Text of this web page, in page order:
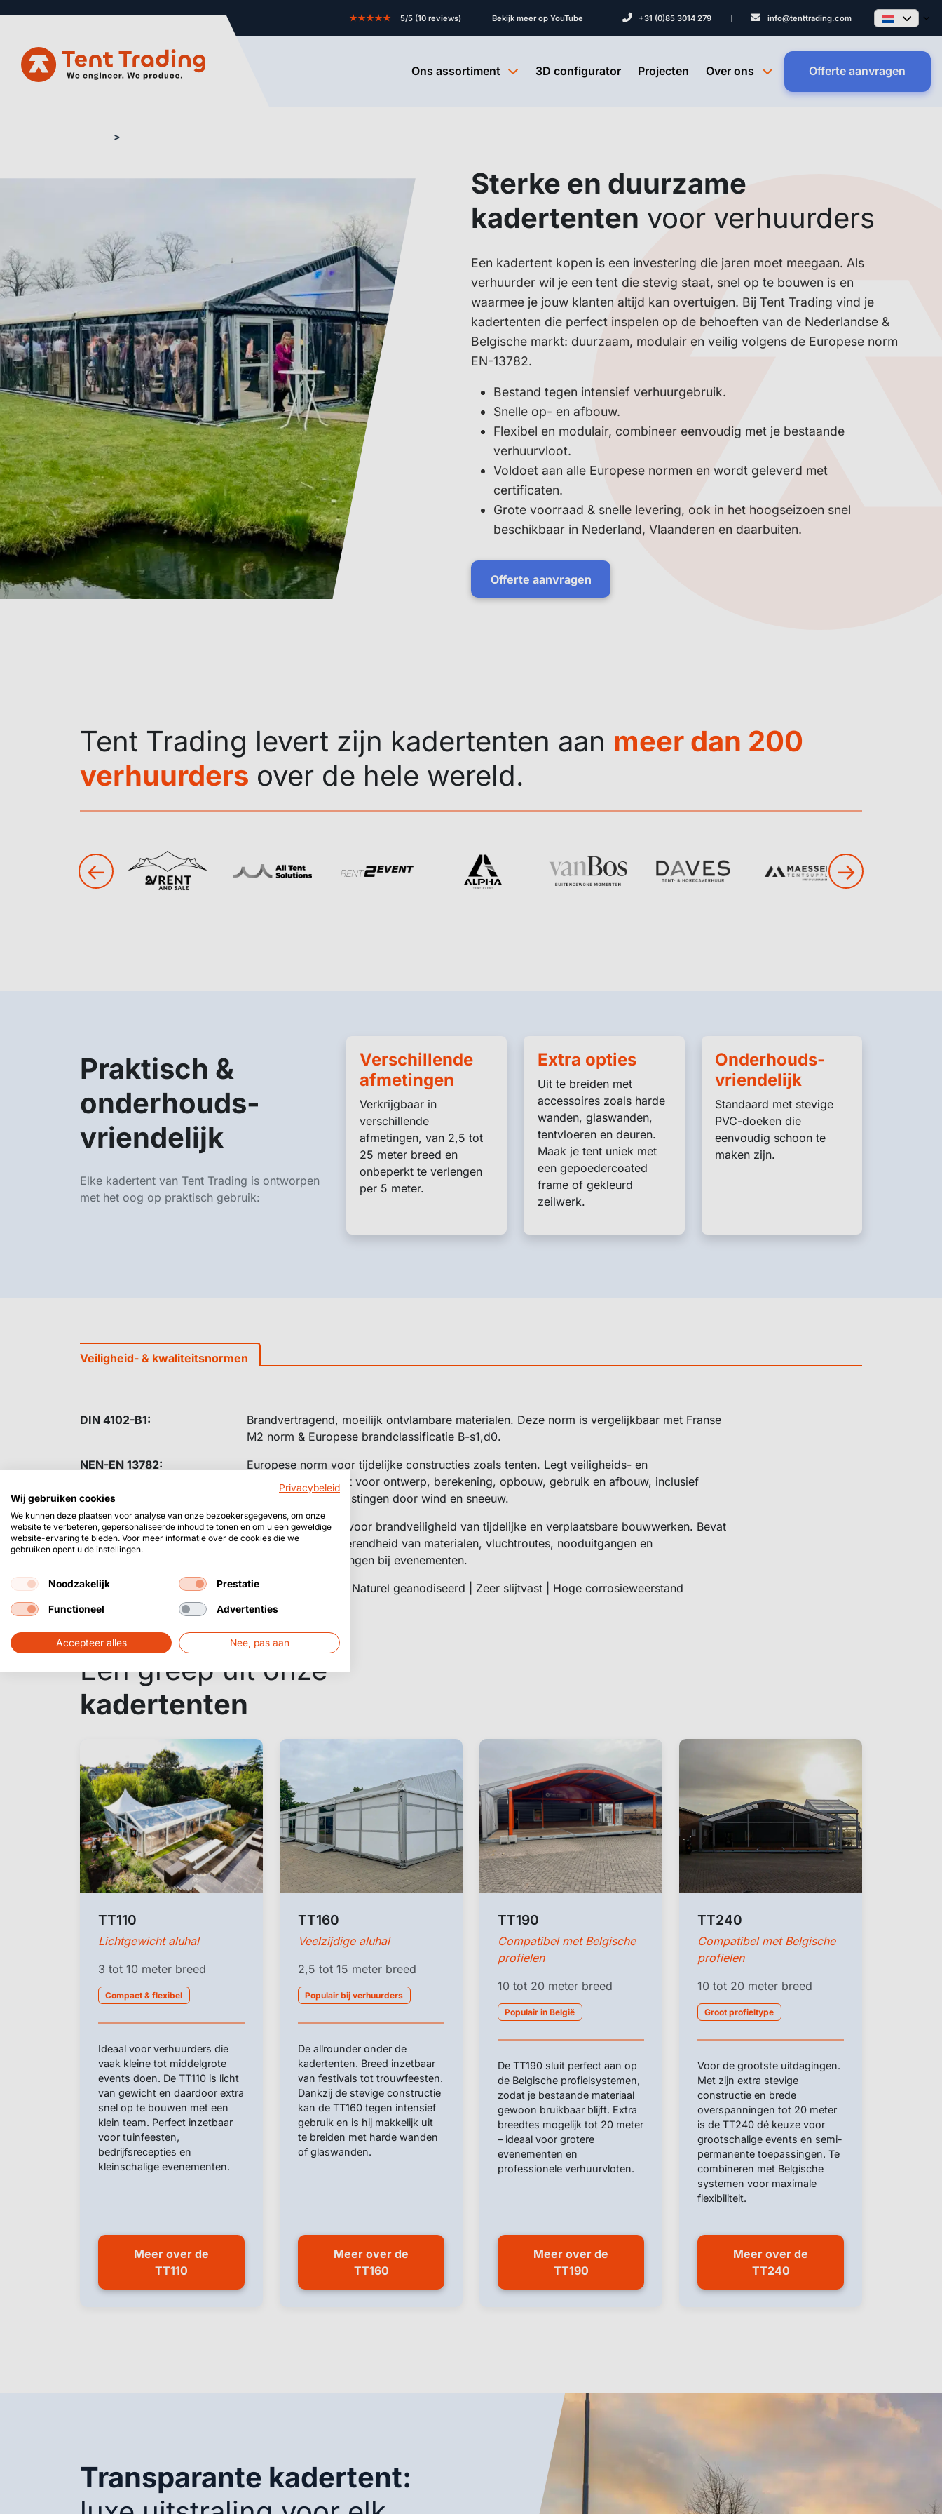
★★★★★ 5/5 (10 reviews) Bekijk meer op YouTube +31 (0)85 3014 279 info@tenttrading.com
Ons assortiment 3D configurator Projecten Over ons Offerte aanvragen
Sterke en duurzame
kadertenten voor verhuurders
Een kadertent kopen is een investering die jaren moet meegaan. Als
verhuurder wil je een tent die stevig staat, snel op te bouwen is en
waarmee je jouw klanten altijd kan overtuigen. Bij Tent Trading vind je
kadertenten die perfect inspelen op de behoeften van de Nederlandse &
Belgische markt: duurzaam, modulair en veilig volgens de Europese norm
EN-13782.
Bestand tegen intensief verhuurgebruik.
Snelle op- en afbouw.
Flexibel en modulair, combineer eenvoudig met je bestaande
verhuurvloot.
Voldoet aan alle Europese normen en wordt geleverd met
certificaten.
Grote voorraad & snelle levering, ook in het hoogseizoen snel
beschikbaar in Nederland, Vlaanderen en daarbuiten.
Offerte aanvragen
Tent Trading levert zijn kadertenten aan meer dan 200
verhuurders over de hele wereld.
← →
Praktisch &
onderhouds-
vriendelijk
Elke kadertent van Tent Trading is ontworpen
met het oog op praktisch gebruik:
Verschillende
afmetingen
Verkrijgbaar in
verschillende
afmetingen, van 2,5 tot
25 meter breed en
onbeperkt te verlengen
per 5 meter.
Extra opties
Uit te breiden met
accessoires zoals harde
wanden, glaswanden,
tentvloeren en deuren.
Maak je tent uniek met
een gepoedercoated
frame of gekleurd
zeilwerk.
Onderhouds-
vriendelijk
Standaard met stevige
PVC-doeken die
eenvoudig schoon te
maken zijn.
Veiligheid- & kwaliteitsnormen
DIN 4102-B1:
Brandvertragend, moeilijk ontvlambare materialen. Deze norm is vergelijkbaar met Franse
M2 norm & Europese brandclassificatie B-s1,d0.
NEN-EN 13782:
Europese norm voor tijdelijke constructies zoals tenten. Legt veiligheids- en
stabiliteitseisen vast voor ontwerp, berekening, opbouw, gebruik en afbouw, inclusief
verankering en belastingen door wind en sneeuw.
NEN 8020-41:
Nederlandse norm voor brandveiligheid van tijdelijke en verplaatsbare bouwwerken. Bevat
eisen voor brandwerendheid van materialen, vluchtroutes, nooduitgangen en
brandblusvoorzieningen bij evenementen.
Aluminium:
AL6082 | AL6005 | Naturel geanodiseerd | Zeer slijtvast | Hoge corrosieweerstand
Een greep uit onze
kadertenten
TT110
Lichtgewicht aluhal
3 tot 10 meter breed
Compact & flexibel
Ideaal voor verhuurders die
vaak kleine tot middelgrote
events doen. De TT110 is licht
van gewicht en daardoor extra
snel op te bouwen met een
klein team. Perfect inzetbaar
voor tuinfeesten,
bedrijfsrecepties en
kleinschalige evenementen.
Meer over de
TT110
TT160
Veelzijdige aluhal
2,5 tot 15 meter breed
Populair bij verhuurders
De allrounder onder de
kadertenten. Breed inzetbaar
van festivals tot trouwfeesten.
Dankzij de stevige constructie
kan de TT160 tegen intensief
gebruik en is hij makkelijk uit
te breiden met harde wanden
of glaswanden.
Meer over de
TT160
TT190
Compatibel met Belgische
profielen
10 tot 20 meter breed
Populair in België
De TT190 sluit perfect aan op
de Belgische profielsystemen,
zodat je bestaande materiaal
gewoon bruikbaar blijft. Extra
breedtes mogelijk tot 20 meter
– ideaal voor grotere
evenementen en
professionele verhuurvloten.
Meer over de
TT190
TT240
Compatibel met Belgische
profielen
10 tot 20 meter breed
Groot profieltype
Voor de grootste uitdagingen.
Met zijn extra stevige
constructie en brede
overspanningen tot 20 meter
is de TT240 dé keuze voor
grootschalige events en semi-
permanente toepassingen. Te
combineren met Belgische
systemen voor maximale
flexibiliteit.
Meer over de
TT240
Transparante kadertent:
Privacybeleid
Wij gebruiken cookies
We kunnen deze plaatsen voor analyse van onze bezoekersgegevens, om onze
website te verbeteren, gepersonaliseerde inhoud te tonen en om u een geweldige
website-ervaring te bieden. Voor meer informatie over de cookies die we
gebruiken opent u de instellingen.
Noodzakelijk Prestatie
Functioneel Advertenties
Accepteer alles Nee, pas aan